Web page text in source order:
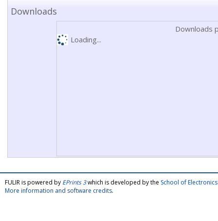
Downloads
Downloads
Loading...
FULIR is powered by EPrints 3which is developed by the School of
More information and software credits.